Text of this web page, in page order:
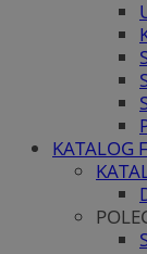
KATALOG